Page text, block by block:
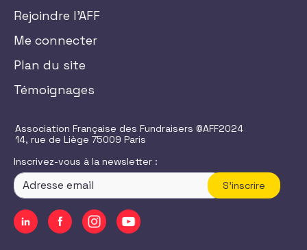
Rejoindre l'AFF
Me connecter
Plan du site
Témoignages
Association Française des Fundraisers ©AFF2024
14, rue de Liège 75009 Paris
Inscrivez-vous à la newsletter :
S'inscrire